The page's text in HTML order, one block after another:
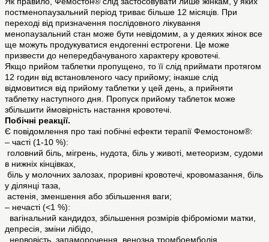
постменопаузальний період триває більше 12 місяців. При
переході від призначення послідовного лікування
менопаузальний стан може бути невідомим, а у деяких жінок все
ще можуть продукуватися ендогенні естрогени. Це може
призвести до непередбачуваного характеру кровотечі.
Якщо прийом таблетки пропущено, то її слід приймати протягом
12 годин від встановленого часу прийому; інакше слід
відмовитися від прийому таблетки у цей день, а прийняти
таблетку наступного дня. Пропуск прийому таблеток може
збільшити ймовірність настання кровотечі.
Побічні реакції.
Є повідомлення про такі побічні ефекти терапії Фемостоном®:
– часті (1-10 %):
головний біль, мігрень, нудота, біль у животі, метеоризм, судоми
в нижніх кінцівках,
біль у молочних залозах, проривні кровотечі, кровомазання, біль
у ділянці таза,
астенія, зменшення або збільшення ваги;
– нечасті (<1 %):
вагінальний кандидоз, збільшення розмірів фіброміоми матки,
депресія, зміни лібідо,
нервовість, запаморочення, венозна тромбоемболія,